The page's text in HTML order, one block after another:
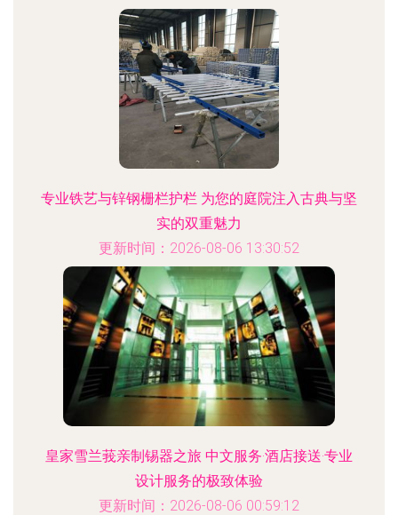
专业铁艺与锌钢栅栏护栏 为您的庭院注入古典与坚
实的双重魅力
更新时间：2026-08-06 13:30:52
皇家雪兰莪亲制锡器之旅 中文服务·酒店接送·专业
设计服务的极致体验
更新时间：2026-08-06 00:59:12